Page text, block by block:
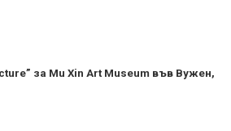
за Mu Xin Art Museum във Вужен,